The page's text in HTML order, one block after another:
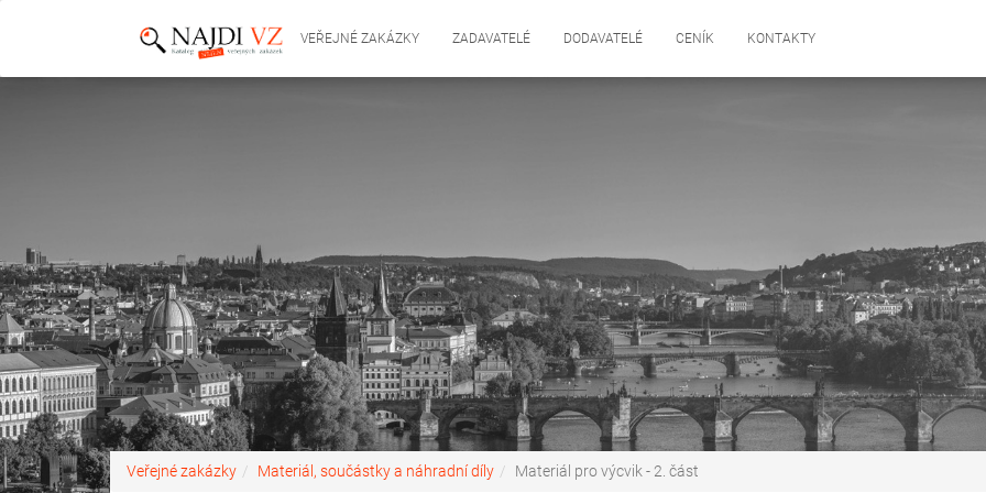
VEŘEJNÉ ZAKÁZKY ZADAVATELÉ DODAVATELÉ CENÍK KONTAKTY
Veřejné zakázky Materiál, součástky a náhradní díly Materiál pro výcvik - 2. část